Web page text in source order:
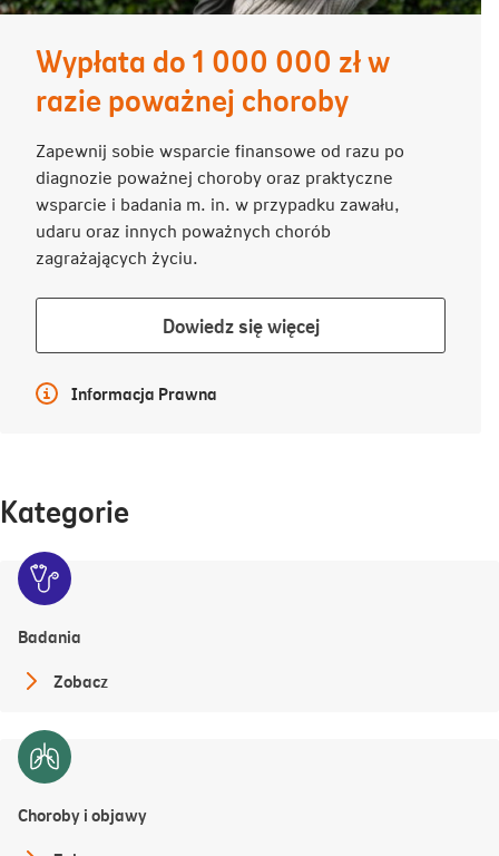
Wypłata do 1 000 000 zł w
razie poważnej choroby
Zapewnij sobie wsparcie finansowe od razu po
diagnozie poważnej choroby oraz praktyczne
wsparcie i badania m. in. w przypadku zawału,
udaru oraz innych poważnych chorób
zagrażających życiu.
Dowiedz się więcejDowiedz
się
Więcej informacji
Informacja Prawna
Kategorie
Badania
Zobacz
Choroby i objawy